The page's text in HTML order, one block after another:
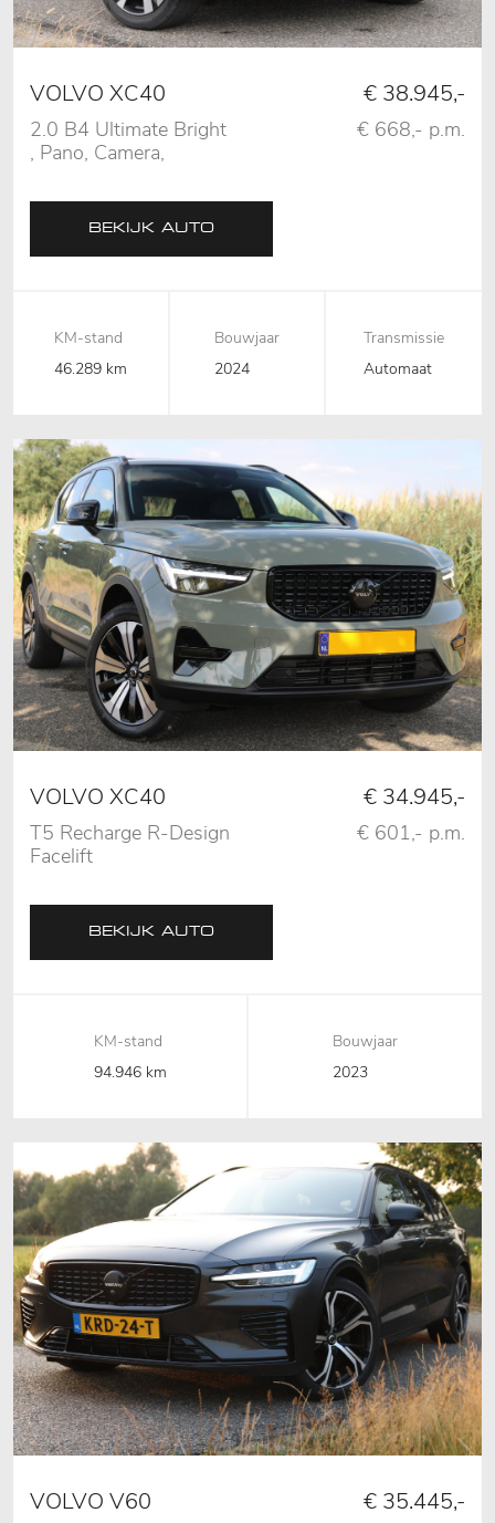
VOLVO XC40
2.0 B4 Ultimate Bright
, Pano, Camera,
€ 38.945,-
€ 668,- p.m.
BEKIJK AUTO
KM-stand
46.289 km
Bouwjaar
2024
Transmissie
Automaat
VOLVO XC40
T5 Recharge R-Design
Facelift
€ 34.945,-
€ 601,- p.m.
BEKIJK AUTO
KM-stand
94.946 km
Bouwjaar
2023
VOLVO V60 € 35.445,-